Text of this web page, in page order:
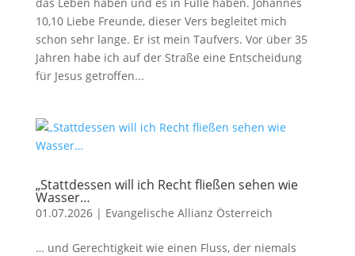
10,10 Liebe Freunde, dieser Vers begleitet mich
schon sehr lange. Er ist mein Taufvers. Vor über 35
Jahren habe ich auf der Straße eine Entscheidung
für Jesus getroffen...
„Stattdessen will ich Recht fließen sehen wie
Wasser…
01.07.2026| Evangelische Allianz Österreich
… und Gerechtigkeit wie einen Fluss, der niemals